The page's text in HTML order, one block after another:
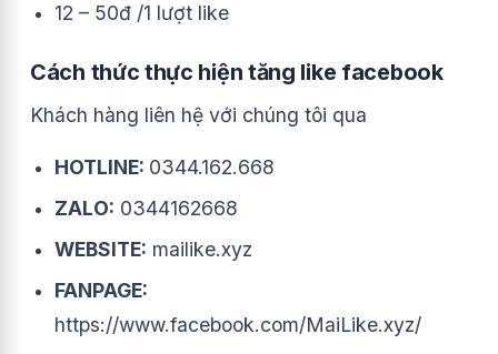
12 – 50đ /1 lượt like
Cách thức thực hiện tăng like facebook
Khách hàng liên hệ với chúng tôi qua
HOTLINE: 0344.162.668
ZALO: 0344162668
WEBSITE: mailike.xyz
FANPAGE:
https://www.facebook.com/MaiLike.xyz/